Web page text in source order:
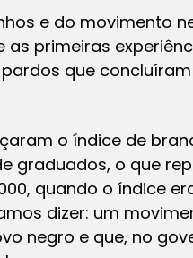
e do movimento
as primeiras
que
o índice de
graduados, o que
quando o índice
dizer: um
negro e que, no